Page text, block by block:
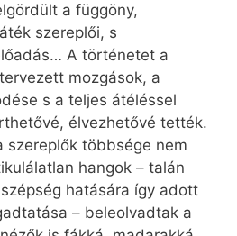
a függöny,
szereplői, s
A történetet a
mozgások, a
s a teljes átéléssel
élvezhetővé tették.
szereplők többsége nem
hangok – talán
hatására így adott
– beleolvadtak a